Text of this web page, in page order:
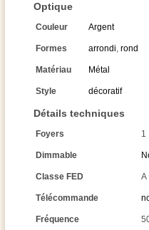
Optique
Couleur Argent
Formes arrondi, rond
Matériau Métal
Style décoratif
Détails techniques
Foyers 1
Dimmable
Classe FED A
Télécommande
Fréquence